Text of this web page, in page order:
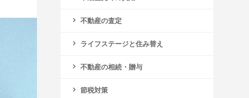
不動産の査定
ライフステージと住み替え
不動産の相続・贈与
節税対策